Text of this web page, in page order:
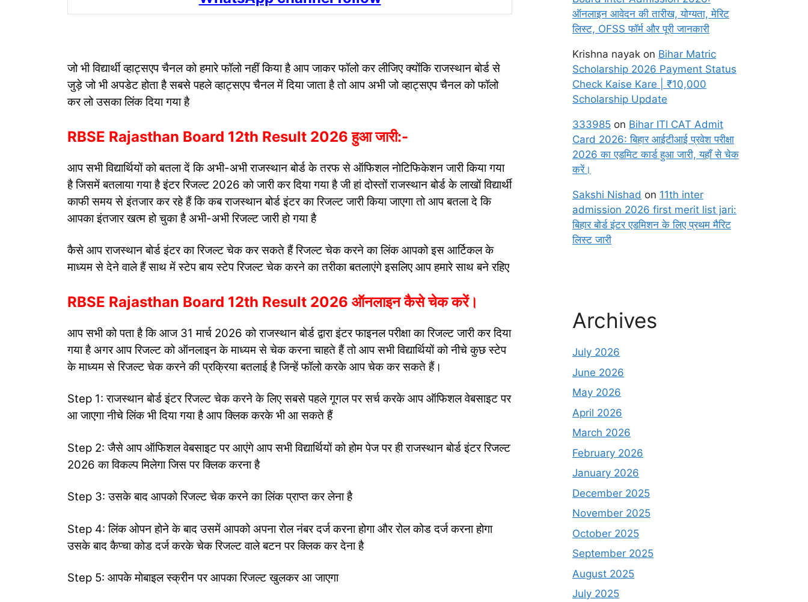
जो भी विद्यार्थी व्हाट्सएप चैनल को हमारे फॉलो नहीं किया है आप जाकर फॉलो कर लीजिए क्योंकि राजस्थान बोर्ड से
जुड़े जो भी अपडेट होता है सबसे पहले व्हाट्सएप चैनल में दिया जाता है तो आप अभी जो व्हाट्सएप चैनल को फॉलो
कर लो उसका लिंक दिया गया है
RBSE Rajasthan Board 12th Result 2026 हुआ जारी:-
आप सभी विद्यार्थियों को बतला दें कि अभी-अभी राजस्थान बोर्ड के तरफ से ऑफिशल नोटिफिकेशन जारी किया गया
है जिसमें बतलाया गया है इंटर रिजल्ट 2026 को जारी कर दिया गया है जी हां दोस्तों राजस्थान बोर्ड के लाखों विद्यार्थी
काफी समय से इंतजार कर रहे हैं कि कब राजस्थान बोर्ड इंटर का रिजल्ट जारी किया जाएगा तो आप बतला दे कि
आपका इंतजार खत्म हो चुका है अभी-अभी रिजल्ट जारी हो गया है
कैसे आप राजस्थान बोर्ड इंटर का रिजल्ट चेक कर सकते हैं रिजल्ट चेक करने का लिंक आपको इस आर्टिकल के
माध्यम से देने वाले हैं साथ में स्टेप बाय स्टेप रिजल्ट चेक करने का तरीका बतलाएंगे इसलिए आप हमारे साथ बने रहिए
RBSE Rajasthan Board 12th Result 2026 ऑनलाइन कैसे चेक करें।
आप सभी को पता है कि आज 31 मार्च 2026 को राजस्थान बोर्ड द्वारा इंटर फाइनल परीक्षा का रिजल्ट जारी कर दिया
गया है अगर आप रिजल्ट को ऑनलाइन के माध्यम से चेक करना चाहते हैं तो आप सभी विद्यार्थियों को नीचे कुछ स्टेप
के माध्यम से रिजल्ट चेक करने की प्रक्रिया बतलाई है जिन्हें फॉलो करके आप चेक कर सकते हैं।
Step 1: राजस्थान बोर्ड इंटर रिजल्ट चेक करने के लिए सबसे पहले गूगल पर सर्च करके आप ऑफिशल वेबसाइट पर
आ जाएगा नीचे लिंक भी दिया गया है आप क्लिक करके भी आ सकते हैं
Step 2: जैसे आप ऑफिशल वेबसाइट पर आएंगे आप सभी विद्यार्थियों को होम पेज पर ही राजस्थान बोर्ड इंटर रिजल्ट
2026 का विकल्प मिलेगा जिस पर क्लिक करना है
Step 3: उसके बाद आपको रिजल्ट चेक करने का लिंक प्राप्त कर लेना है
Step 4: लिंक ओपन होने के बाद उसमें आपको अपना रोल नंबर दर्ज करना होगा और रोल कोड दर्ज करना होगा
उसके बाद कैप्चा कोड दर्ज करके चेक रिजल्ट वाले बटन पर क्लिक कर देना है
Step 5: आपके मोबाइल स्क्रीन पर आपका रिजल्ट खुलकर आ जाएगा
ऑनलाइन आवेदन की तारीख, योग्यता, मेरिट
लिस्ट, OFSS फॉर्म और पूरी जानकारी
Krishna nayak on Bihar Matric
Scholarship 2026 Payment Status
Check Kaise Kare | ₹10,000
Scholarship Update
333985 on Bihar ITI CAT Admit
Card 2026: बिहार आईटीआई प्रवेश परीक्षा
2026 का एडमिट कार्ड हुआ जारी, यहाँ से चेक
करें।
Sakshi Nishad on 11th inter
admission 2026 first merit list jari:
बिहार बोर्ड इंटर एडमिशन के लिए प्रथम मैरिट
लिस्ट जारी
Archives
July 2026
June 2026
May 2026
April 2026
March 2026
February 2026
January 2026
December 2025
November 2025
October 2025
September 2025
August 2025
July 2025